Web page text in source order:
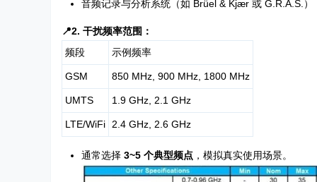
音频记录与分析系统（如 Brüel & Kjær 或 G.R.A.S.）
📍2. 干扰频率范围：
频段
示例频率
GSM 850 MHz, 900 MHz, 1800 MHz
UMTS 1.9 GHz, 2.1 GHz
LTE/WiFi 2.4 GHz, 2.6 GHz
通常选择 3~5 个典型频点 ，模拟真实使用场景。